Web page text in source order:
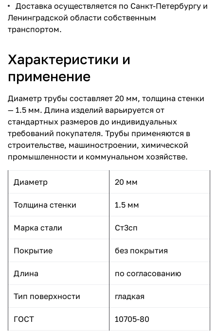
Доставка осуществляется по Санкт-Петербургу и
Ленинградской области собственным
транспортом.
Характеристики и
применение
Диаметр трубы составляет 20 мм, толщина стенки
— 1.5 мм. Длина изделий варьируется от
стандартных размеров до индивидуальных
требований покупателя. Трубы применяются в
строительстве, машиностроении, химической
промышленности и коммунальном хозяйстве.
Диаметр 20 мм
Толщина стенки 1.5 мм
Марка стали Ст3сп
Покрытие без покрытия
Длина по согласованию
Тип поверхности гладкая
ГОСТ 10705-80